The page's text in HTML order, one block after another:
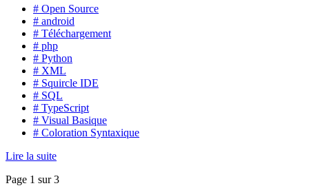
# Open Source
# android
# Téléchargement
# php
# Python
# XML
# Squircle IDE
# SQL
# TypeScript
# Visual Basique
# Coloration Syntaxique
Lire la suite
Page 1 sur 3